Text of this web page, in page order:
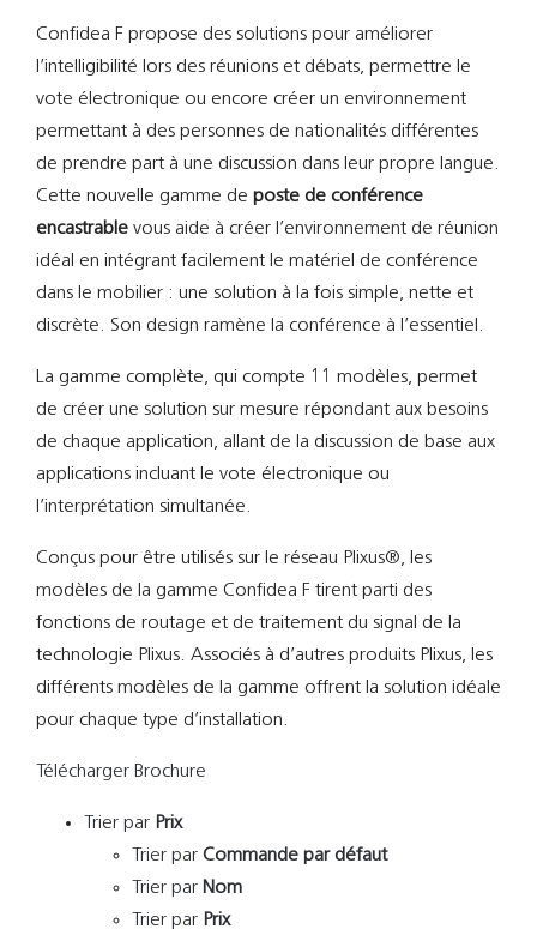
Confidea F propose des solutions pour améliorer
l’intelligibilité lors des réunions et débats, permettre le
vote électronique ou encore créer un environnement
permettant à des personnes de nationalités différentes
de prendre part à une discussion dans leur propre langue.
Cette nouvelle gamme de poste de conférence
encastrable vous aide à créer l’environnement de réunion
idéal en intégrant facilement le matériel de conférence
dans le mobilier : une solution à la fois simple, nette et
discrète. Son design ramène la conférence à l’essentiel.
La gamme complète, qui compte 11 modèles, permet
de créer une solution sur mesure répondant aux besoins
de chaque application, allant de la discussion de base aux
applications incluant le vote électronique ou
l’interprétation simultanée.
Conçus pour être utilisés sur le réseau Plixus®, les
modèles de la gamme Confidea F tirent parti des
fonctions de routage et de traitement du signal de la
technologie Plixus. Associés à d’autres produits Plixus, les
différents modèles de la gamme offrent la solution idéale
pour chaque type d’installation.
Télécharger Brochure
Trier par Prix
Trier par Commande par défaut
Trier par Nom
Trier par Prix